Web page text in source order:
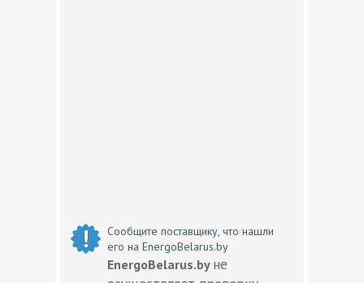
Сообщите поставщику, что нашли
его на EnergoBelarus.by
EnergoBelarus.by не